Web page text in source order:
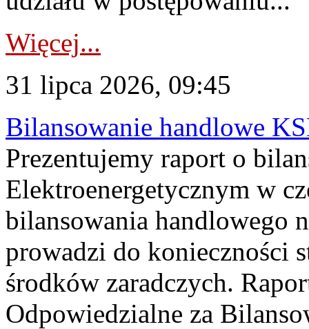
Więcej...
31 lipca 2026, 09:45
Bilansowanie handlowe
Prezentujemy raport o
Elektroenergetycznym w
bilansowania handlowego
prowadzi do konieczności
środków zaradczych.
Odpowiedzialne za